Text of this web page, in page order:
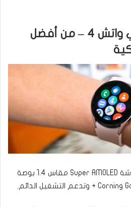
3- ساعة جالاكسي واتش 4 – من أفضل
بشاشة Super AMOLED مقاس 1.4 بوصة